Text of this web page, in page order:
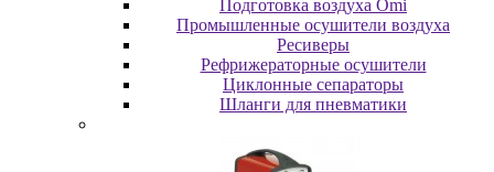
Подготовка воздуха Omi
Промышленные осушители воздуха
Ресиверы
Рефрижераторные осушители
Циклонные сепараторы
Шланги для пневматики